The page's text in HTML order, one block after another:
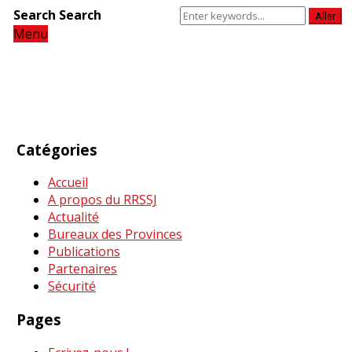
Search Search Aller
Menu
Catégories
Accueil
A propos du RRSSJ
Actualité
Bureaux des Provinces
Publications
Partenaires
Sécurité
Pages